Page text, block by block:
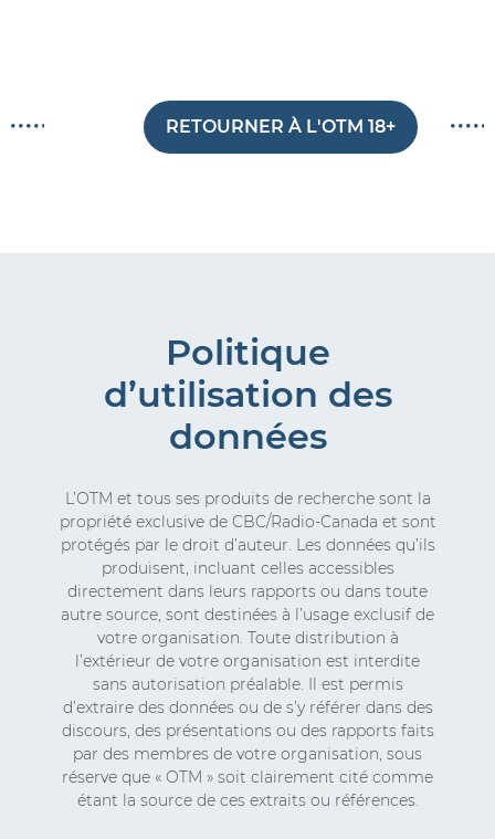
RETOURNER À L'OTM 18+
Politique
d’utilisation des
données
L’OTM et tous ses produits de recherche sont la
propriété exclusive de CBC/Radio-Canada et sont
protégés par le droit d’auteur. Les données qu’ils
produisent, incluant celles accessibles
directement dans leurs rapports ou dans toute
autre source, sont destinées à l’usage exclusif de
votre organisation. Toute distribution à
l’extérieur de votre organisation est interdite
sans autorisation préalable. Il est permis
d’extraire des données ou de s’y référer dans des
discours, des présentations ou des rapports faits
par des membres de votre organisation, sous
réserve que « OTM » soit clairement cité comme
étant la source de ces extraits ou références.